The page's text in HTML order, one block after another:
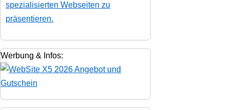
spezialisierten Webseiten zu
präsentieren.
Werbung & Infos: